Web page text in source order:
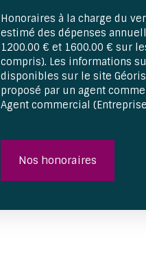
Honoraires à la charge du
estimé des dépenses
1200.00 € et 1600.00 € sur
compris). Les informations
disponibles sur le site
proposé par un agent
Agent commercial
Nos honoraires